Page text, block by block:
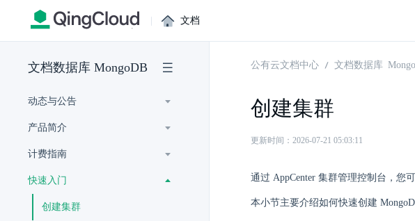
| 文档
文档数据库 MongoDB
动态与公告
产品简介
计费指南
快速入门
创建集群
公有云文档中心 文档数据库
创建集群
更新时间：2026-07-21 05:03:11
通过 AppCenter 集群管理控制台，您
本小节主要介绍如何快速创建